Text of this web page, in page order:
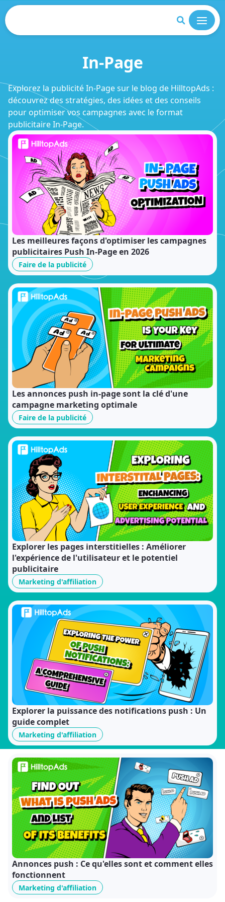
Fermer
In-Page
Explorez la publicité In-Page sur le blog de HilltopAds :
découvrez des stratégies, des idées et des conseils
pour optimiser vos campagnes avec le format
publicitaire In-Page.
Faire de la publicité
Les meilleures façons d'optimiser les campagnes
publicitaires Push In-Page en 2026
Faire de la publicité
Les annonces push in-page sont la clé d'une
campagne marketing optimale
Marketing d'affiliation
Explorer les pages interstitielles : Améliorer
l'expérience de l'utilisateur et le potentiel
publicitaire
Marketing d'affiliation
Explorer la puissance des notifications push : Un
guide complet
Marketing d'affiliation
Annonces push : Ce qu'elles sont et comment elles
fonctionnent